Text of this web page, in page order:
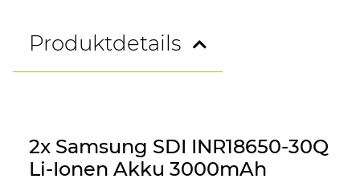
Produktdetails
2x Samsung SDI INR18650-30Q
Li-Ionen Akku 3000mAh